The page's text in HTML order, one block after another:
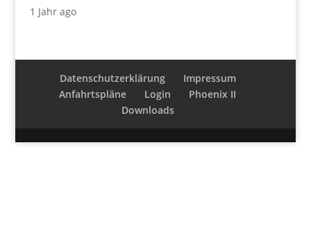
1 Jahr ago
Datenschutzerklärung
Impressum
Anfahrtspläne
Login
Phoenix II
Downloads